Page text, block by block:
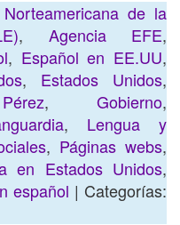
de la
, Agencia EFE,
, Español en EE.UU,
, Estados Unidos,
, Gobierno,
, Lengua y
, Páginas webs,
en Estados Unidos,
español | Categorías: